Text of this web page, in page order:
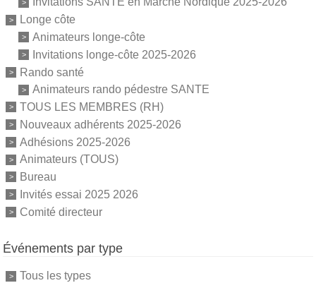
Longe côte
Animateurs longe-côte
Invitations longe-côte 2025-2026
Rando santé
Animateurs rando pédestre SANTE
TOUS LES MEMBRES (RH)
Nouveaux adhérents 2025-2026
Adhésions 2025-2026
Animateurs (TOUS)
Bureau
Invités essai 2025 2026
Comité directeur
Événements par type
Tous les types